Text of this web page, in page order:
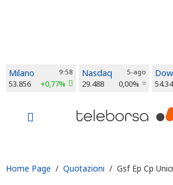
Milano 9:58
53.856 +0,77%
Nasdaq 5-ago
29.488 0,00%
Home Page / Quotazioni / Gsf Ep Cp